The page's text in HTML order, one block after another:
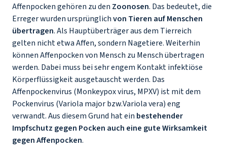
Affenpocken gehören zu den Zoonosen. Das bedeutet, die
Erreger wurden ursprünglichvon Tieren auf Menschen
übertragen. Als Hauptüberträger aus dem Tierreich
gelten nicht etwa Affen, sondern Nagetiere. Weiterhin
können Affenpocken von Mensch zu Mensch übertragen
werden. Dabei muss bei sehr engem Kontakt infektiöse
Körperflüssigkeit ausgetauscht werden. Das
Affenpockenvirus (Monkeypox virus, MPXV) ist mit dem
Pockenvirus (Variola majorbzw.Variola vera) eng
verwandt. Aus diesem Grund hat ein bestehender
Impfschutz gegen Pocken auch eine gute Wirksamkeit
gegen Affenpocken.